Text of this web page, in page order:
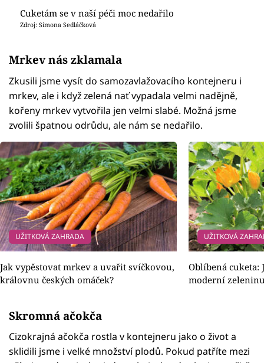
Cuketám se v naší péči moc nedařilo
Zdroj: Simona Sedláčková
Mrkev nás zklamala
Zkusili jsme vysít do samozavlažovacího kontejneru i
mrkev, ale i když zelená nať vypadala velmi nadějně,
kořeny mrkev vytvořila jen velmi slabé. Možná jsme
zvolili špatnou odrůdu, ale nám se nedařilo.
UŽITKOVÁ ZAHRADA
Jak vypěstovat mrkev a uvařit svíčkovou,
královnu českých omáček?
UŽITKOVÁ
Oblíbená cuketa:
moderní
Skromná ačokča
Cizokrajná ačokča rostla v kontejneru jako o život a
sklidili jsme i velké množství plodů. Pokud patříte mezi